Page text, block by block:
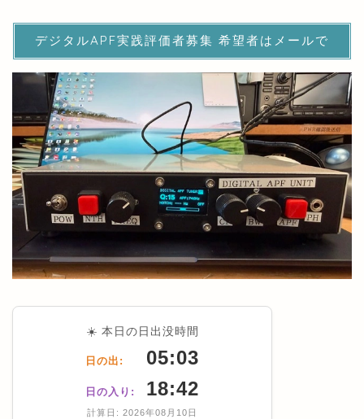
デジタルAPF実践評価者募集 希望者はメールで
☀️ 本日の日出没時間
日の出: 05:03
日の入り: 18:42
計算日: 2026年08月10日